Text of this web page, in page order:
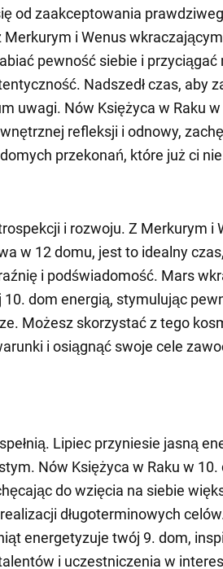
od zaakceptowania
Merkurym i Wenus
pewność siebie i przyciągać
Nadszedł czas, aby
uwagi. Nów Księżyca w Raku
refleksji i odnowy,
przekonań, które już ci nie
i rozwoju. Z Merkurym i
w 12 domu, jest to idealny
i podświadomość. Mars
10. dom energią, stymulując
Możesz skorzystać z tego
i osiągnąć swoje cele
Lipiec przyniesie jasną
Nów Księżyca w Raku w
do wzięcia na siebie
długoterminowych
energetyzuje twój 9. dom,
i uczestniczenia w